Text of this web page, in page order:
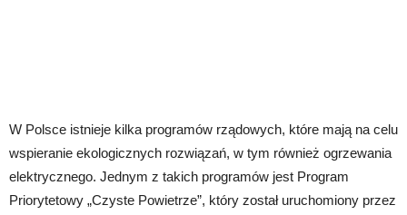
W Polsce istnieje kilka programów rządowych, które mają na celu
wspieranie ekologicznych rozwiązań, w tym również ogrzewania
elektrycznego. Jednym z takich programów jest Program
Priorytetowy „Czyste Powietrze”, który został uruchomiony przez